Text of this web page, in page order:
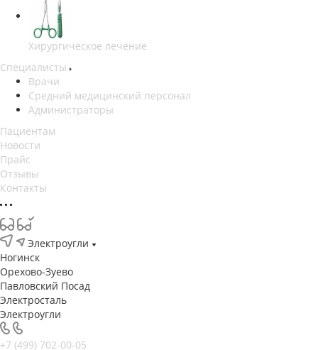
Хирургическое лечение
Специалисты
Врачи
Средний медицинский персонал
Администраторы
Пациентам
Новости
Прайс
Отзывы
Контакты
Электроугли
Ногинск
Орехово-Зуево
Павловский Посад
Электросталь
Электроугли
+7 (499) 702-00-05